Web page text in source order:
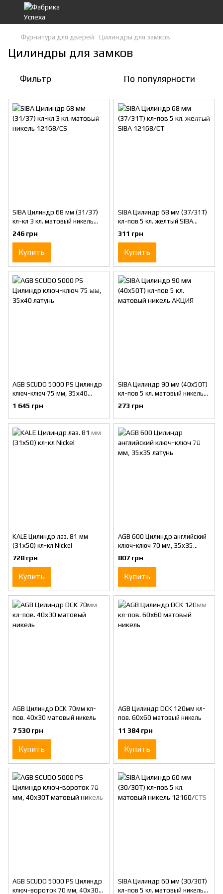
Фурнитура для дверей Цилиндры для замков
Цилиндры для замков
Фильтр По популярности
SIBA Цилиндр 68 мм (31/37)
кл-кл 3 кл. матовый никель
12168/CS
246 грн
Купить
SIBA Цилиндр 68 мм (37/31T)
кл-пов 5 кл. желтый SIBA
12168/CT
311 грн
Купить
AGB SCUDO 5000 PS Цилиндр
ключ-ключ 75 мм, 35х40
латунь
1 645 грн
SIBA Цилиндр 90 мм (40x50T)
кл-пов 5 кл. матовый никель
АКЦИЯ
273 грн
KALE Цилиндр лаз. 81 мм
(31х50) кл-кл Nickel
728 грн
Купить
AGB 600 Цилиндр английский
ключ-ключ 70 мм, 35х35
латунь
807 грн
Купить
AGB Цилиндр DСK 70мм кл-
пов. 40х30 матовый никель
7 530 грн
Купить
AGB Цилиндр DСK 120мм кл-
пов. 60х60 матовый никель
11 384 грн
Купить
AGB SCUDO 5000 PS Цилиндр
ключ-вороток 70 мм, 40х30Т
SIBA Цилиндр 60 мм (30/30Т)
кл-пов 5 кл. матовый никель